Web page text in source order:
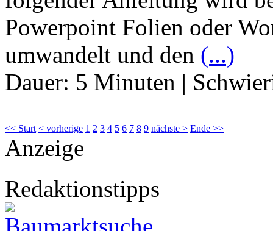
Powerpoint Folien oder
umwandelt und den (...)
Dauer: 5 Minuten |
<< Start < vorherige 1 2 3 4 5 6 7 8 9 nächste > Ende >>
Anzeige
Redaktionstipps